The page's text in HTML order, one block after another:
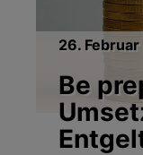
26.
Be